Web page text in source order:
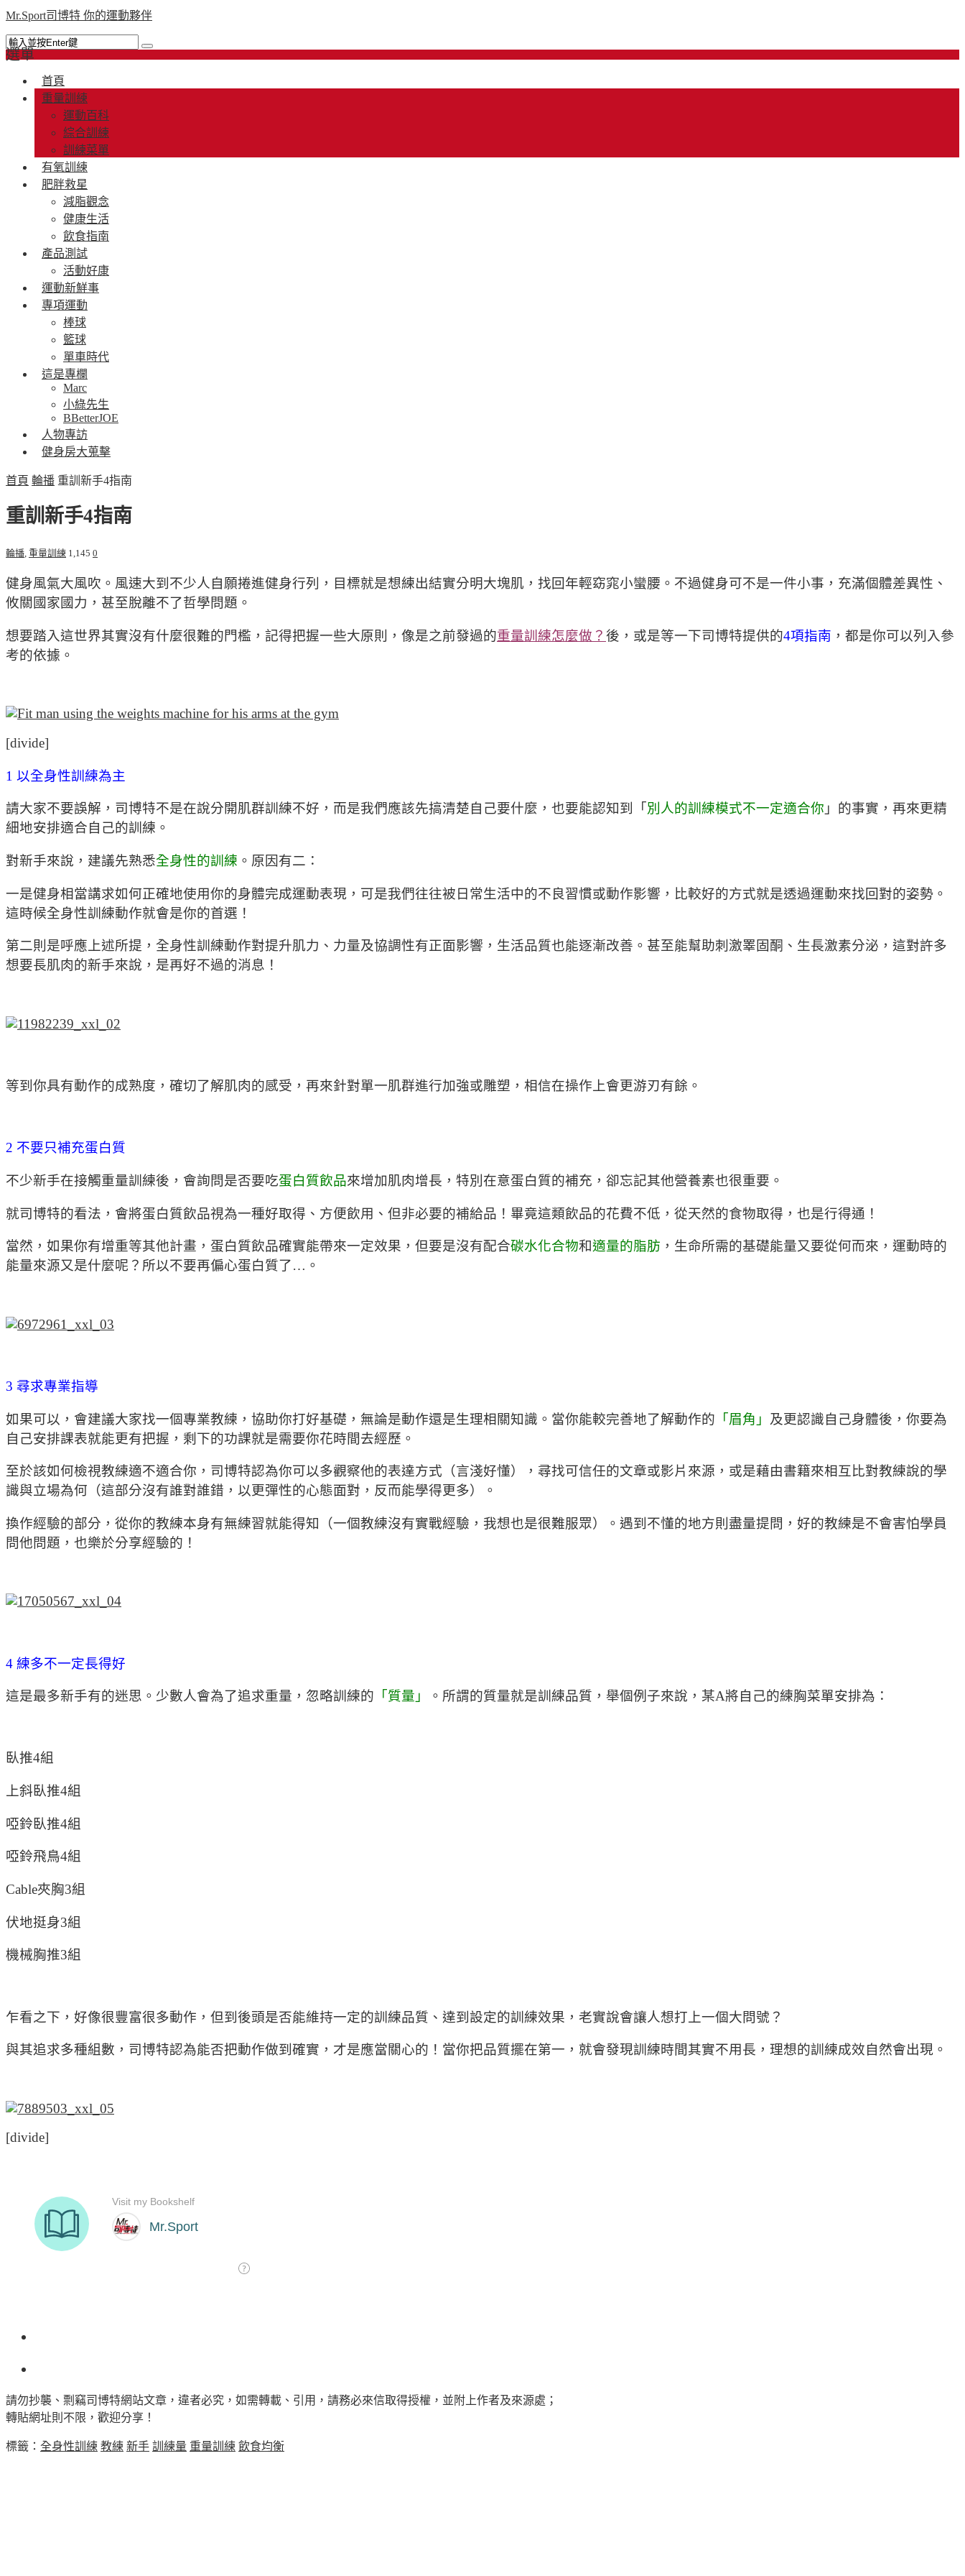
Mr.Sport司博特 你的運動夥伴
選單
首頁
重量訓練
運動百科
綜合訓練
訓練菜單
有氧訓練
肥胖救星
減脂觀念
健康生活
飲食指南
產品測試
活動好康
運動新鮮事
專項運動
棒球
籃球
單車時代
這是專欄
Marc
小綠先生
BBetterJOE
人物專訪
健身房大蒐擊
首頁 輪播 重訓新手4指南
重訓新手4指南
輪播 重量訓練 1,145 0
健身風氣大風吹。風速大到不少人自願捲進健身行列，目標就是想練出結實分明大塊肌，找回年輕窈窕小蠻腰。不過健身可不是一件小事，充滿個體差異性、
攸關國家國力，甚至脫離不了哲學問題。
想要踏入這世界其實沒有什麼很難的門檻，記得把握一些大原則，像是之前發過的重量訓練怎麼做？ 後，或是等一下司博特提供的4項指南 ，都是你可以列入參
考的依據。
[divide]
1 以全身性訓練為主
請大家不要誤解，司博特不是在說分開肌群訓練不好，而是我們應該先搞清楚自己要什麼，也要能認知到「 別人的訓練模式不一定適合你 」的事實，再來更精
細地安排適合自己的訓練。
對新手來說，建議先熟悉全身性的訓練 。原因有二：
一是健身相當講求如何正確地使用你的身體完成運動表現，可是我們往往被日常生活中的不良習慣或動作影響，比較好的方式就是透過運動來找回對的姿勢。
這時候全身性訓練動作就會是你的首選！
第二則是呼應上述所提，全身性訓練動作對提升肌力、力量及協調性有正面影響，生活品質也能逐漸改善。甚至能幫助刺激睪固酮、生長激素分泌，這對許多
想要長肌肉的新手來說，是再好不過的消息！
等到你具有動作的成熟度，確切了解肌肉的感受，再來針對單一肌群進行加強或雕塑，相信在操作上會更游刃有餘。
2 不要只補充蛋白質
不少新手在接觸重量訓練後，會詢問是否要吃蛋白質飲品來增加肌肉增長，特別在意蛋白質的補充，卻忘記其他營養素也很重要。
就司博特的看法，會將蛋白質飲品視為一種好取得、方便飲用、但非必要的補給品！畢竟這類飲品的花費不低，從天然的食物取得，也是行得通！
當然，如果你有增重等其他計畫，蛋白質飲品確實能帶來一定效果，但要是沒有配合碳水化合物和適量的脂肪 ，生命所需的基礎能量又要從何而來，運動時的
能量來源又是什麼呢？所以不要再偏心蛋白質了…。
3 尋求專業指導
如果可以，會建議大家找一個專業教練，協助你打好基礎，無論是動作還是生理相關知識。當你能較完善地了解動作的 「眉角」 及更認識自己身體後，你要為
自己安排課表就能更有把握，剩下的功課就是需要你花時間去經歷。
至於該如何檢視教練適不適合你，司博特認為你可以多觀察他的表達方式（言淺好懂），尋找可信任的文章或影片來源，或是藉由書籍來相互比對教練說的學
識與立場為何（這部分沒有誰對誰錯，以更彈性的心態面對，反而能學得更多）。
換作經驗的部分，從你的教練本身有無練習就能得知（一個教練沒有實戰經驗，我想也是很難服眾）。遇到不懂的地方則盡量提問，好的教練是不會害怕學員
問他問題，也樂於分享經驗的！
4 練多不一定長得好
這是最多新手有的迷思。少數人會為了追求重量，忽略訓練的 「質量」 。所謂的質量就是訓練品質，舉個例子來說，某A將自己的練胸菜單安排為：
臥推4組
上斜臥推4組
啞鈴臥推4組
啞鈴飛鳥4組
Cable夾胸3組
伏地挺身3組
機械胸推3組
乍看之下，好像很豐富很多動作，但到後頭是否能維持一定的訓練品質、達到設定的訓練效果，老實說會讓人想打上一個大問號？
與其追求多種組數，司博特認為能否把動作做到確實，才是應當關心的！當你把品質擺在第一，就會發現訓練時間其實不用長，理想的訓練成效自然會出現。
[divide]
請勿抄襲、剽竊司博特網站文章，違者必究，如需轉載、引用，請務必來信取得授權，並附上作者及來源處；
轉貼網址則不限，歡迎分享！
標籤： 全身性訓練 教練 新手 訓練量 重量訓練 飲食均衡